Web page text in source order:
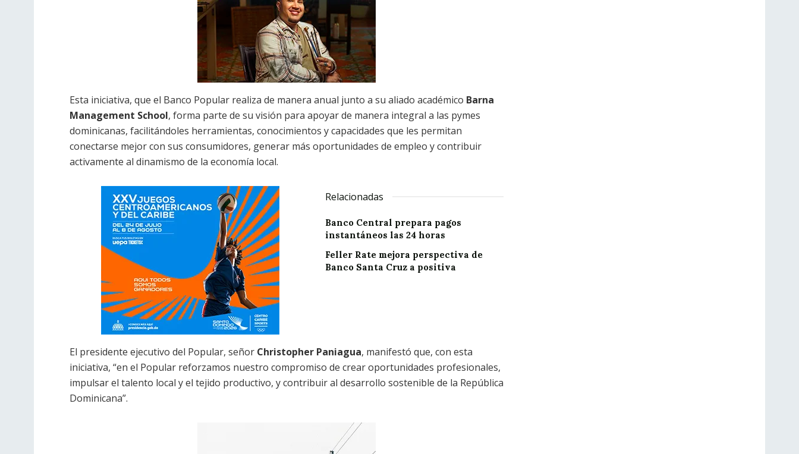
Esta iniciativa, que el Banco Popular realiza de manera anual junto a su aliado académico Barna
Management School, forma parte de su visión para apoyar de manera integral a las pymes
dominicanas, facilitándoles herramientas, conocimientos y capacidades que les permitan
conectarse mejor con sus consumidores, generar más oportunidades de empleo y contribuir
activamente al dinamismo de la economía local.
Relacionadas
Banco Central prepara pagos
instantáneos las 24 horas
Feller Rate mejora perspectiva de
Banco Santa Cruz a positiva
El presidente ejecutivo del Popular, señor Christopher Paniagua, manifestó que, con esta
iniciativa, “en el Popular reforzamos nuestro compromiso de crear oportunidades profesionales,
impulsar el talento local y el tejido productivo, y contribuir al desarrollo sostenible de la República
Dominicana”.